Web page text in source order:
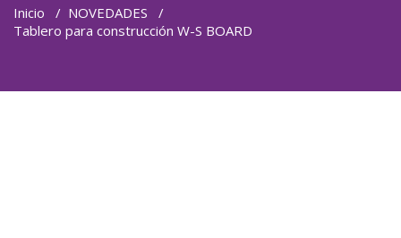
Inicio / NOVEDADES /
Tablero para construcción W-S BOARD